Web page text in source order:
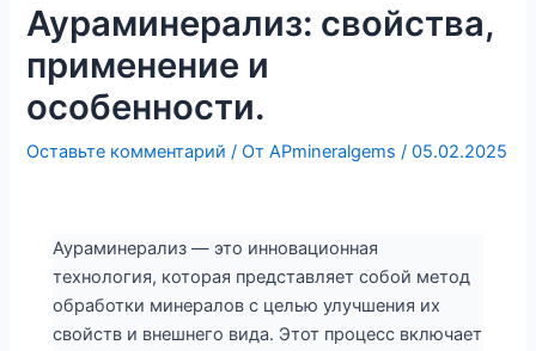
Аураминерализ: свойства,
применение и
особенности.
Оставьте комментарий / ОтAPmineralgems/05.02.2025
Аураминерализ — это инновационная
технология, которая представляет собой метод
обработки минералов с целью улучшения их
свойств и внешнего вида. Этот процесс включает